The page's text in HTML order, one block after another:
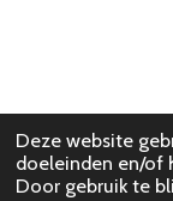
Deze website
doeleinden en/of
Door gebruik te